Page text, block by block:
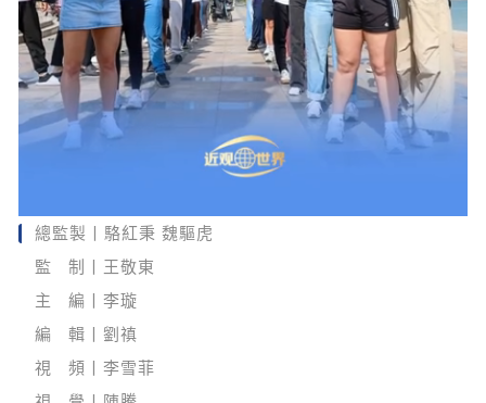
總監製丨駱紅秉 魏驅虎
監 制丨王敬東
主 編丨李璇
編 輯丨劉禛
視 頻丨李雪菲